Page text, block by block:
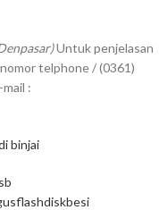
Untuk penjelasan
telphone / (0361)
:
binjai
flashdiskbesi